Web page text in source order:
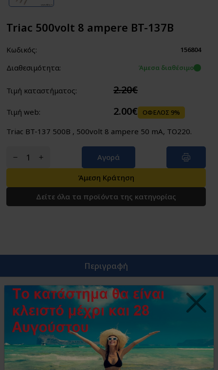
Triac 500volt 8 ampere BT-137B
Κωδικός: 156804
Διαθεσιμότητα: Άμεσα διαθέσιμο
Τιμή καταστήματος: 2.20€
Τιμή web: 2.00€ ΟΦΕΛΟΣ 9%
Triac BT-137 500B , 500volt 8 ampere 50 mA, TO220.
Αγορά
Άμεση Κράτηση
Δείτε όλα τα προϊόντα της κατηγορίας
Περιγραφή
Triac BT-137 500B , 500volt 8 ampere 50 mA, TO220.
Όμοια Προϊόντα